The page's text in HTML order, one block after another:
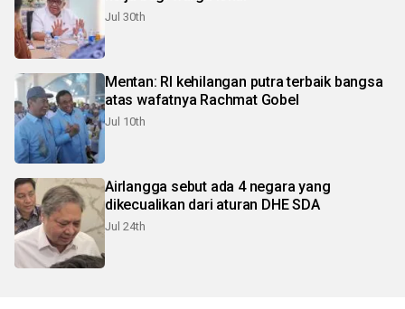
Jul 30th
Mentan: RI kehilangan putra terbaik bangsa
atas wafatnya Rachmat Gobel
Jul 10th
Airlangga sebut ada 4 negara yang
dikecualikan dari aturan DHE SDA
Jul 24th